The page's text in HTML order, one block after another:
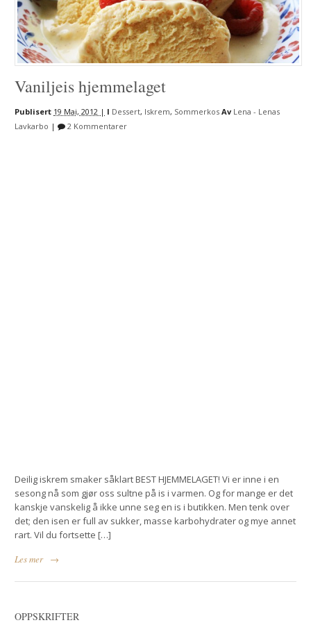
Vaniljeis hjemmelaget
Publisert 19 Mai, 2012 | I Dessert, Iskrem, Sommerkos Av Lena - Lenas
Lavkarbo | 2 Kommentarer
Deilig iskrem smaker såklart BEST HJEMMELAGET! Vi er inne i en
sesong nå som gjør oss sultne på is i varmen. Og for mange er det
kanskje vanskelig å ikke unne seg en is i butikken. Men tenk over
det; den isen er full av sukker, masse karbohydrater og mye annet
rart. Vil du fortsette […]
Les mer
→
OPPSKRIFTER